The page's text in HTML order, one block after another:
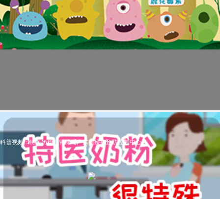
科普视频：特医奶粉很特殊【广东省疾病预防控制中心】